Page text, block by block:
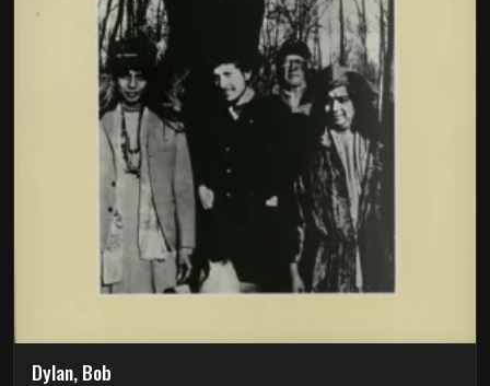
Dylan, Bob